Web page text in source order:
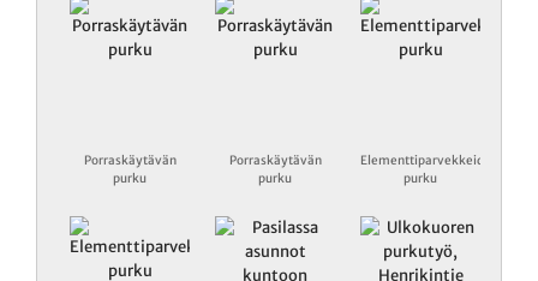
Porraskäytävän
purku
Porraskäytävän
purku
Elementtiparvekkeiden
purku